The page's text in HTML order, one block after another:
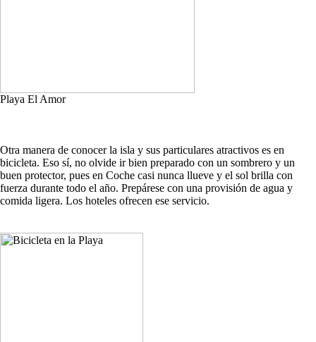
Playa El Amor
Otra manera de conocer la isla y sus particulares atractivos es en
bicicleta. Eso sí, no olvide ir bien preparado con un sombrero y un
buen protector, pues en Coche casi nunca llueve y el sol brilla con
fuerza durante todo el año. Prepárese con una provisión de agua y
comida ligera. Los hoteles ofrecen ese servicio.